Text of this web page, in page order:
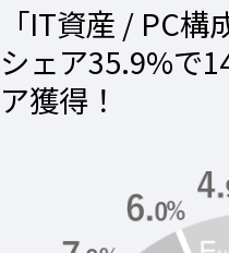
「IT資産 / PC
シェア35.9%で
ア獲得！